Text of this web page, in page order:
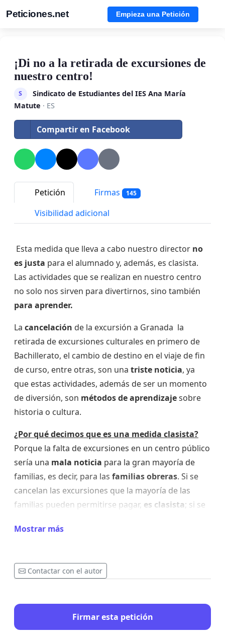
Peticiones.net Empieza una Petición
¡Di no a la retirada de excursiones de
nuestro centro!
S
Sindicato de Estudiantes del IES Ana María
Matute · ES
Compartir en Facebook
Petición Firmas 145
Visibilidad adicional
Esta medida que lleva a cabo nuestro director no
es justa para el alumnado y, además, es clasista.
Las actividades que se realizan en nuestro centro
no solo nos sirven para divertirnos, sino también
para aprender.
La cancelación de la excursión a Granada la
retirada de excursiones culturales en primero de
Bachillerato, el cambio de destino en el viaje de fin
de curso, entre otras, son una triste noticia, ya
que estas actividades, además de ser un momento
de diversión, son métodos de aprendizajesobre
historia o cultura.
¿Por qué decimos que es una medida clasista?
Porque la falta de excursiones en un centro público
sería una mala noticia para la gran mayoría de
familias, es decir, para las familias obreras. Si se
cancelan las excursiones que la mayoría de las
familias pueden permitirse pagar, es clasista; si se
euros o actividades excesivamente caras, también
afecta a la clase obrera y no a las clases más ricas.
Hay familias que no pueden permitirse pagar tanto
estas actividades. También hay familias que no
consideran interesante el teatro, y gracias al
instituto, esos alumnos tienen la oportunidad de
Mostrar más
Contactar con el autor
Firmar esta petición